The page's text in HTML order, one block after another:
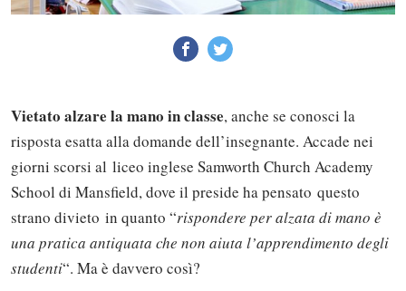
Vietato alzare la mano in classe, anche se conosci la
risposta esatta alla domande dell’insegnante. Accade nei
giorni scorsi al liceo inglese Samworth Church Academy
School di Mansfield, dove il preside ha pensato questo
strano divieto in quanto “rispondere per alzata di mano è
una pratica antiquata che non aiuta l’apprendimento degli
studenti“. Ma è davvero così?